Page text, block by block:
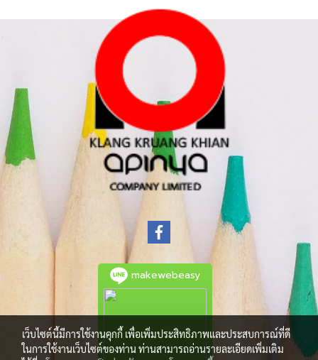
makewebeasy
เว็บไซต์นี้มีการใช้งานคุกกี้ เพื่อเพิ่มประสิทธิภาพและประสบการณ์ที่ดี
ในการใช้งานเว็บไซต์ของท่าน ท่านสามารถอ่านรายละเอียดเพิ่มเติม